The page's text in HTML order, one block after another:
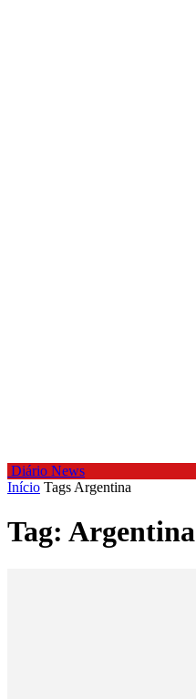
Diário News
Início Tags Argentina
Tag: Argentina